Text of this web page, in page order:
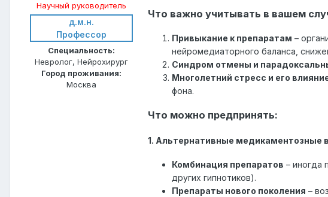
Научный руководитель
д.м.н.
Профессор
Специальность:
Невролог, Нейрохирург
Город проживания:
Москва
Что важно учитывать в вашем
Привыкание к препаратам –
нейромедиаторного баланса,
Синдром отмены и
Многолетний стресс и его
фона.
Что можно предпринять:
1. Альтернативные медикаментозные
Комбинация препаратов – иногда
других гипнотиков).
Препараты нового поколения –